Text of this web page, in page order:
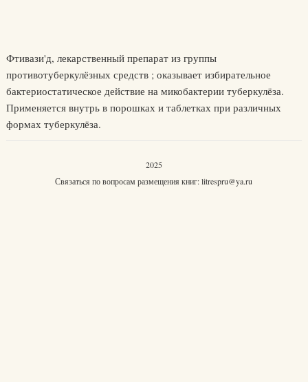
Фтивази'д, лекарственный препарат из группы
противотуберкулёзных средств ; оказывает избирательное
бактериостатическое действие на микобактерии туберкулёза.
Применяется внутрь в порошках и таблетках при различных
формах туберкулёза.
2025
Связаться по вопросам размещения книг:litrespru@ya.ru